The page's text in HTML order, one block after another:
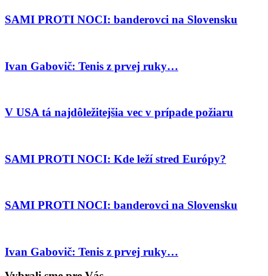
SAMI PROTI NOCI: banderovci na Slovensku
Ivan Gabovič: Tenis z prvej ruky…
V USA tá najdôležitejšia vec v prípade požiaru
SAMI PROTI NOCI: Kde leží stred Európy?
SAMI PROTI NOCI: banderovci na Slovensku
Ivan Gabovič: Tenis z prvej ruky…